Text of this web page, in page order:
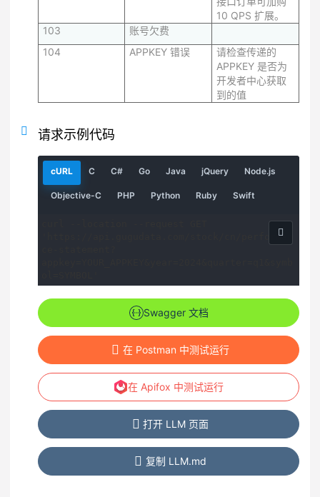
10 QPS 扩展。
103
账号欠费
104
APPKEY 错误
请检查传递的
APPKEY 是否为
开发者中心获取
到的值
请求示例代码
cURL
求
示
C请
示
C#请
示
Go请
示
例
Java jQuery请
示
Node.js
Objective-C请
PHP Python请
Ruby请
Swift
'https://api.gugudata.com/stock/cn/performan
Swagger 文档
在 Postman 中测试运行
在 Apifox 中测试运行
打开 LLM 页面
复制 LLM.md